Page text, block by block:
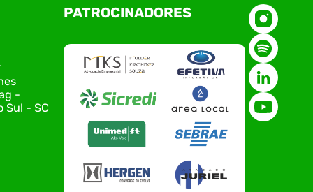
O Polo ACATE-ACIRS, por meio do NIAVI – Núcleo
de Tecnologia da Informação do Alto Vale do
Conexão Tech NIAVI, reunindo empresas de
tecnologia da região para uma noite de
conteúdo estratégico e
de novas iniciativas para o setor.
encontro aconteceu em Rio…
-
Sul - SC
PATROCINADORES